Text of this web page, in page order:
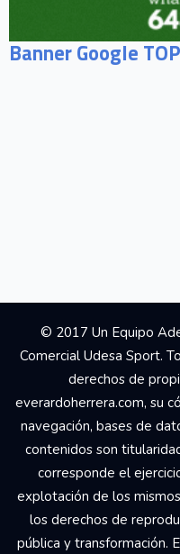
Banner Google
© 2017 Un Equipo
Comercial Udesa Sport.
derechos de
everardoherrera.com, su
navegación, bases de
contenidos son
corresponde el
explotación de los
los derechos de
pública y transformación.